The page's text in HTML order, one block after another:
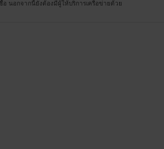
นอกจากนี้ยังต้องมีผู้ให้บริการเครือข่ายด้วย